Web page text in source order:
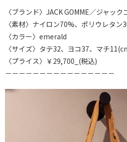
〈ブランド〉JACK GOMME／ジャック
〈素材〉ナイロン70%、ポリウレタン
〈カラー〉emerald
〈サイズ〉タテ32、ヨコ37、マチ
〈プライス〉￥29,700_(税込)
－－－－－－－－－－－－－－－－